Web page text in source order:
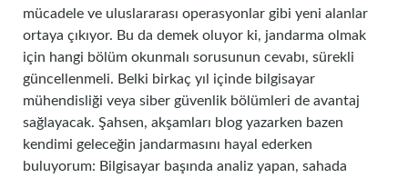
mücadele ve uluslararası operasyonlar gibi yeni alanlar
ortaya çıkıyor. Bu da demek oluyor ki, jandarma olmak
için hangi bölüm okunmalı sorusunun cevabı, sürekli
güncellenmeli. Belki birkaç yıl içinde bilgisayar
mühendisliği veya siber güvenlik bölümleri de avantaj
sağlayacak. Şahsen, akşamları blog yazarken bazen
kendimi geleceğin jandarmasını hayal ederken
buluyorum: Bilgisayar başında analiz yapan, sahada